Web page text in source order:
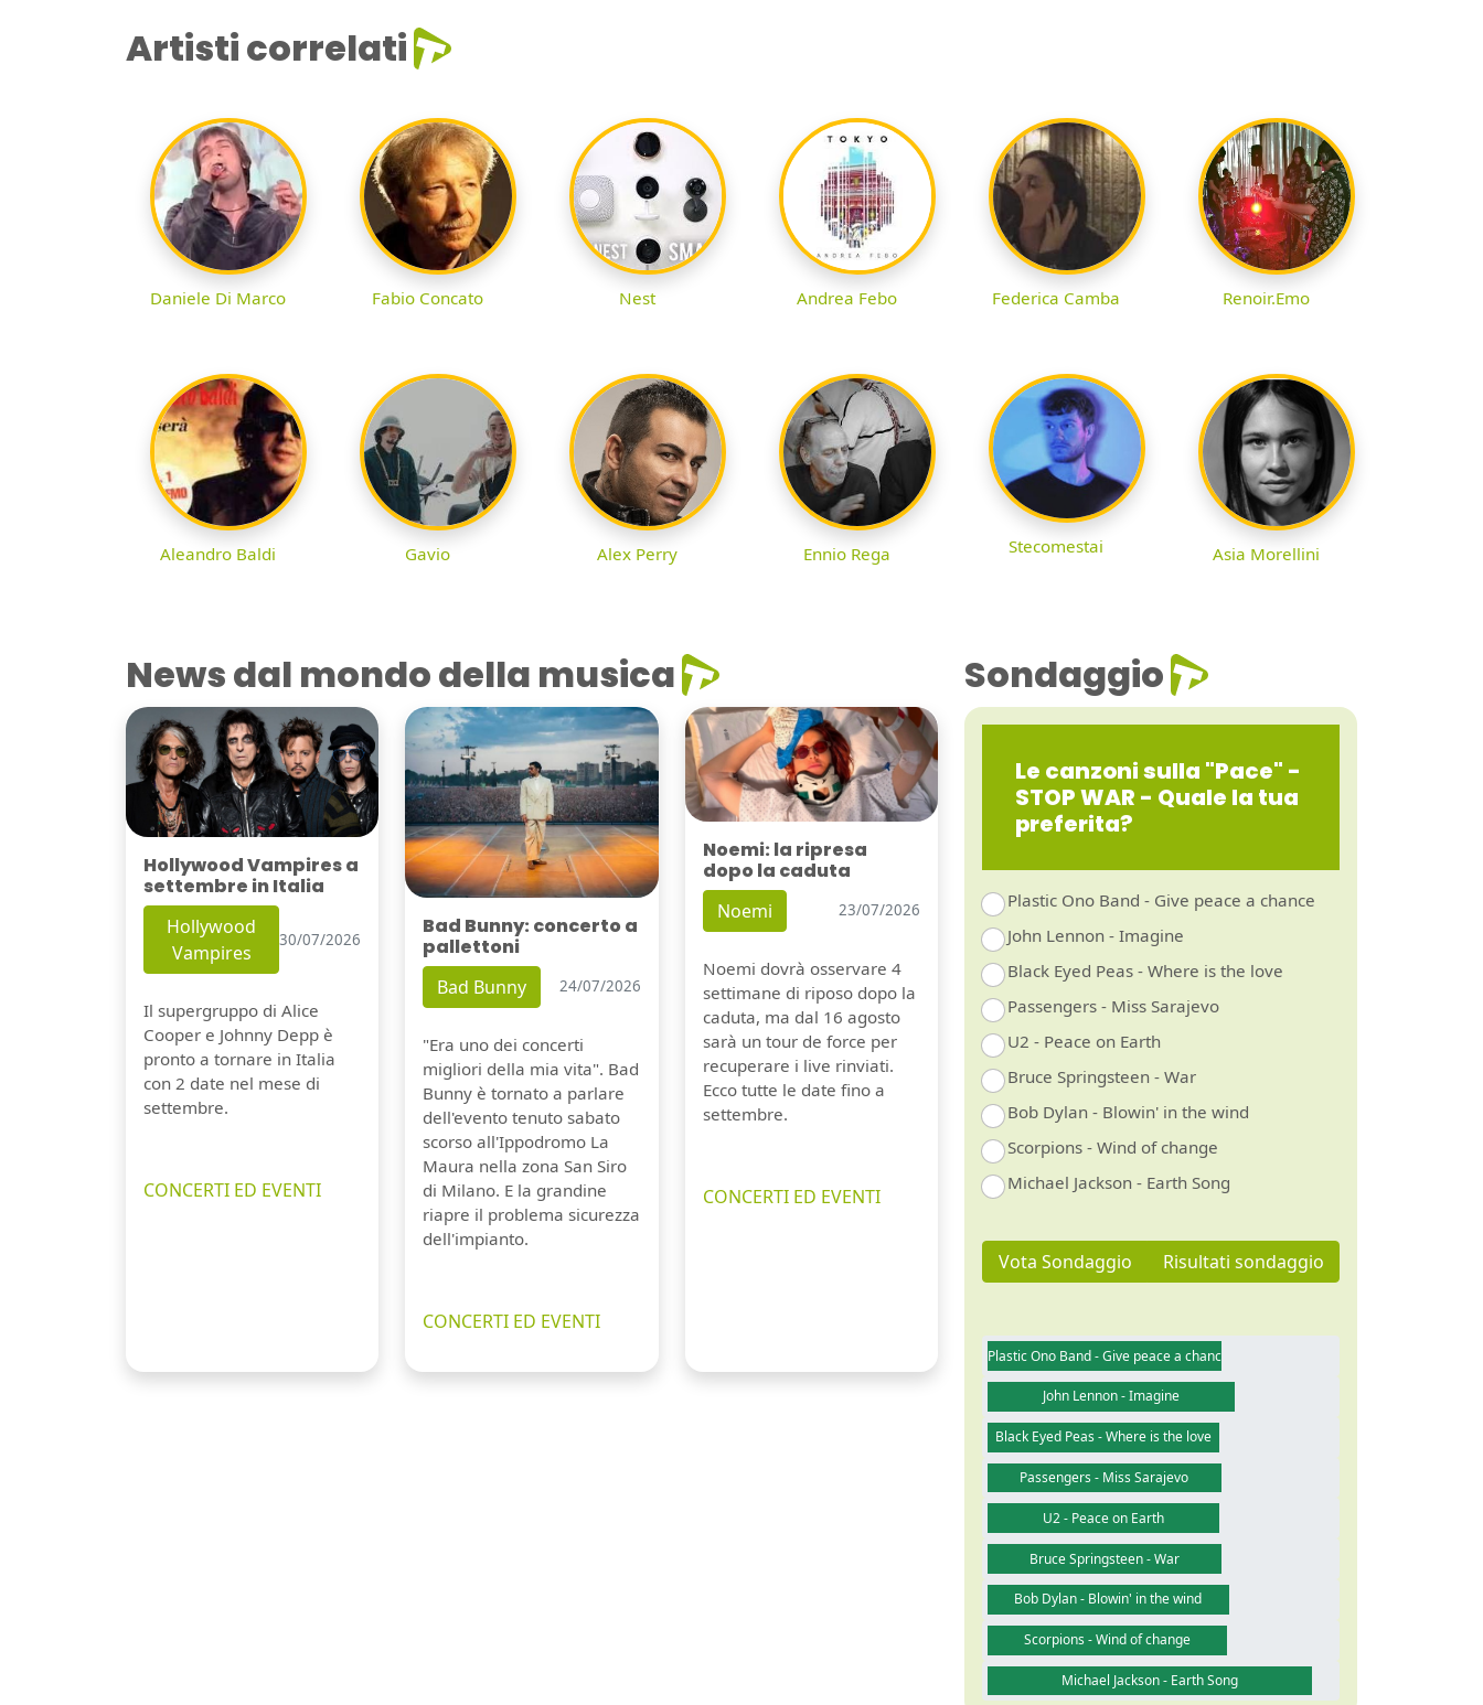
Artisti correlati
Daniele Di Marco Fabio Concato Nest Andrea Febo Federica Camba Renoir.Emo
Aleandro Baldi Gavio Alex Perry Ennio Rega Stecomestai Asia Morellini
News dal mondo della musica
Hollywood Vampires a
settembre in Italia
Hollywood
Vampires
30/07/2026
Il supergruppo di Alice
Cooper e Johnny Depp è
pronto a tornare in Italia
con 2 date nel mese di
settembre.
CONCERTI ED EVENTI
Bad Bunny: concerto a
pallettoni
Bad Bunny 24/07/2026
"Era uno dei concerti
migliori della mia vita". Bad
Bunny è tornato a parlare
dell'evento tenuto sabato
scorso all'Ippodromo La
Maura nella zona San Siro
di Milano. E la grandine
riapre il problema sicurezza
dell'impianto.
CONCERTI ED EVENTI
Noemi: la ripresa
dopo la caduta
Noemi 23/07/2026
Noemi dovrà osservare 4
settimane di riposo dopo la
caduta, ma dal 16 agosto
sarà un tour de force per
recuperare i live rinviati.
Ecco tutte le date fino a
settembre.
CONCERTI ED EVENTI
Sondaggio
Le canzoni sulla "Pace" -
STOP WAR - Quale la tua
preferita?
Plastic Ono Band - Give peace a chance
John Lennon - Imagine
Black Eyed Peas - Where is the love
Passengers - Miss Sarajevo
U2 - Peace on Earth
Bruce Springsteen - War
Bob Dylan - Blowin' in the wind
Scorpions - Wind of change
Michael Jackson - Earth Song
Vota Sondaggio Risultati sondaggio
Plastic Ono Band - Give peace a chance
John Lennon - Imagine
Black Eyed Peas - Where is the love
Passengers - Miss Sarajevo
U2 - Peace on Earth
Bruce Springsteen - War
Bob Dylan - Blowin' in the wind
Scorpions - Wind of change
Michael Jackson - Earth Song